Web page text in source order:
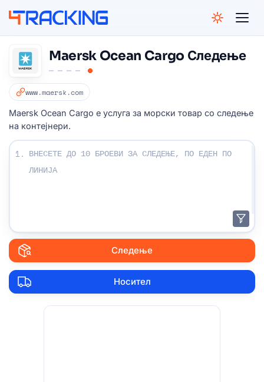
Maersk Ocean Cargo Следење
www.maersk.com
Maersk Ocean Cargo е услуга за морски товар со следење
на контејнери.
Внесете ги броевите за следење:
1.
Следење
Носител